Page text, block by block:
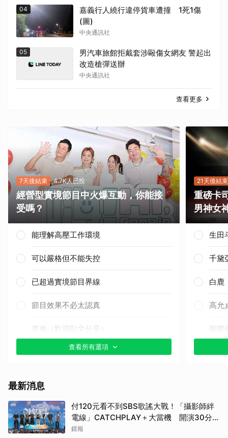
04
嘉義行人繞行違停貨車遭撞 1死1傷
(圖)
中央通訊社
05
男汽車旅館拒戴套涉毆傷女網友 警起出
改造槍彈送辦
中央通訊社
查看更多
7天後結束 4.7K人已投
經營型實境節目中火爆互動，你能接
受嗎？
能理解高壓工作環境
可以嚴格但不能失控
已超過實境節目界線
節目效果不必太認真
其他（歡迎貼文分享）
查看所有選項
21天後結束
重磅卡
男神女
生田
千黛
白鹿
高允
柳
小栗
最新消息
付120元看不到SBS歌謠大戰！「攝影師絆
電線」CATCHPLAY＋大當機 開演30分了
粉絲崩潰
鏡報